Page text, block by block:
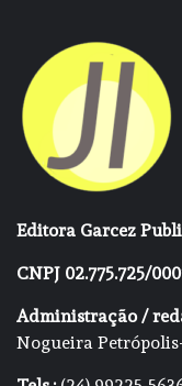
Editora Garcez
CNPJ 02.775.725/
Administração /
Nogueira Petrópolis-